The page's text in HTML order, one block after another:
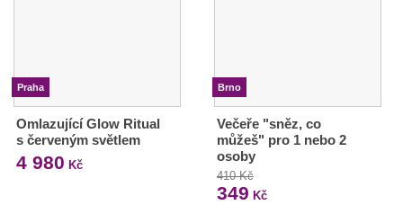
Praha
Omlazující Glow Ritual
s červeným světlem
4 980 Kč
Brno
Večeře "sněz, co
můžeš" pro 1 nebo 2
osoby
410 Kč
349 Kč